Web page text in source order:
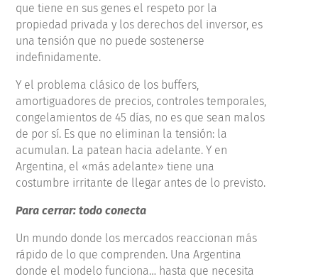
que tiene en sus genes el respeto por la
propiedad privada y los derechos del inversor, es
una tensión que no puede sostenerse
indefinidamente.
Y el problema clásico de los buffers,
amortiguadores de precios, controles temporales,
congelamientos de 45 días, no es que sean malos
de por sí. Es que no eliminan la tensión: la
acumulan. La patean hacia adelante. Y en
Argentina, el «más adelante» tiene una
costumbre irritante de llegar antes de lo previsto.
Para cerrar: todo conecta
Un mundo donde los mercados reaccionan más
rápido de lo que comprenden. Una Argentina
donde el modelo funciona… hasta que necesita